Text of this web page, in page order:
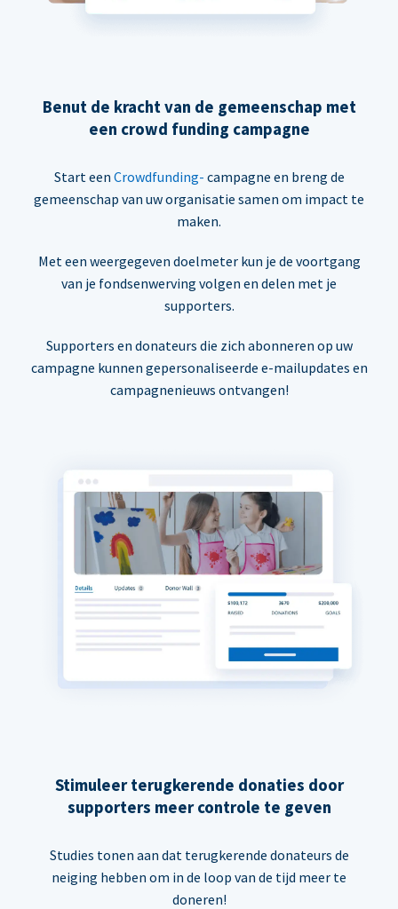
Benut de kracht van de gemeenschap met
een crowd funding campagne
Start een Crowdfunding- campagne en breng de
gemeenschap van uw organisatie samen om impact te
maken.
Met een weergegeven doelmeter kun je de voortgang
van je fondsenwerving volgen en delen met je
supporters.
Supporters en donateurs die zich abonneren op uw
campagne kunnen gepersonaliseerde e-mailupdates en
campagnenieuws ontvangen!
Stimuleer terugkerende donaties door
supporters meer controle te geven
Studies tonen aan dat terugkerende donateurs de
neiging hebben om in de loop van de tijd meer te
doneren!